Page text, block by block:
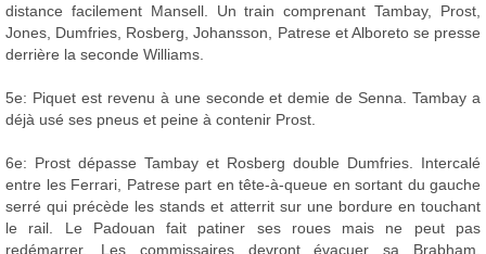
distance facilement Mansell. Un train comprenant Tambay, Prost,
Jones, Dumfries, Rosberg, Johansson, Patrese et Alboreto se presse
derrière la seconde Williams.
5e: Piquet est revenu à une seconde et demie de Senna. Tambay a
déjà usé ses pneus et peine à contenir Prost.
6e: Prost dépasse Tambay et Rosberg double Dumfries. Intercalé
entre les Ferrari, Patrese part en tête-à-queue en sortant du gauche
serré qui précède les stands et atterrit sur une bordure en touchant
le rail. Le Padouan fait patiner ses roues mais ne peut pas
redémarrer. Les commissaires devront évacuer sa Brabham.